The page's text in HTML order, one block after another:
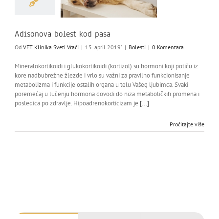
Adisonova bolest kod pasa
Od VET Klinika Sveti Vrači | 15. april 2019' | Bolesti | 0 Komentara
Mineralokortikoidi i glukokortikoidi (kortizol) su hormoni koji potiču iz
kore nadbubrežne žlezde i vrlo su važni za pravilno funkcionisanje
metabolizma i funkcije ostalih organa u telu Vašeg ljubimca. Svaki
poremećaj u lučenju hormona dovodi do niza metaboličkih promena i
posledica po zdravlje. Hipoadrenokorticizam je [...]
Pročitajte više